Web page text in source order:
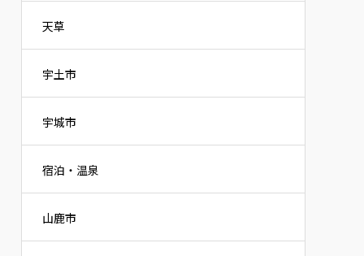
天草
宇土市
宇城市
宿泊・温泉
山鹿市